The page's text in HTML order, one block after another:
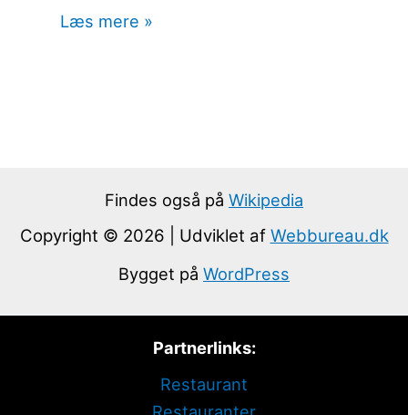
Læs mere »
Findes også på Wikipedia
Copyright © 2026 | Udviklet af Webbureau.dk
Bygget på WordPress
Partnerlinks:
Restaurant